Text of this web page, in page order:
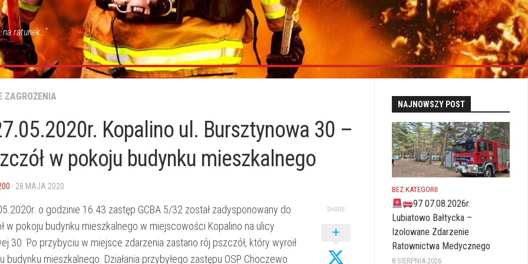
na ratunek…"
ZAGROŻENIA
Kopalino ul. Bursztynowa 30 –
w pokoju budynku mieszkalnego
· 28 MAJA 2020
o godzinie 16.43 zastęp GCBA 5/32 został zadysponowany do
w pokoju budynku mieszkalnego w miejscowości Kopalino na ulicy
30. Po przybyciu w miejsce zdarzenia zastano rój pszczół, który wyroił
budynku mieszkalnego. Działania przybyłego zastępu OSP Choczewo
SHARE
NAJNOWSZY POST
BEZ KATEGORII
97 07.08.2026r.
Lubiatowo Bałtycka –
Izolowane Zdarzenie
Ratownictwa Medycznego
8 SIERPNIA 2026